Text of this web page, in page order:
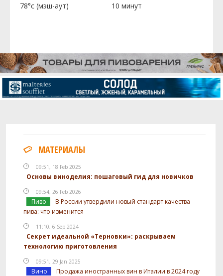
78°c (мэш-аут) 10 минут
МАТЕРИАЛЫ
09:51, 18 Feb 2025
Основы виноделия: пошаговый гид для новичков
09:54, 26 Feb 2026
Пиво
В России утвердили новый стандарт качества
пива: что изменится
11:10, 6 Sep 2024
Секрет идеальной «Терновки»: раскрываем
технологию приготовления
09:51, 29 Jan 2025
Вино
Продажа иностранных вин в Италии в 2024 году